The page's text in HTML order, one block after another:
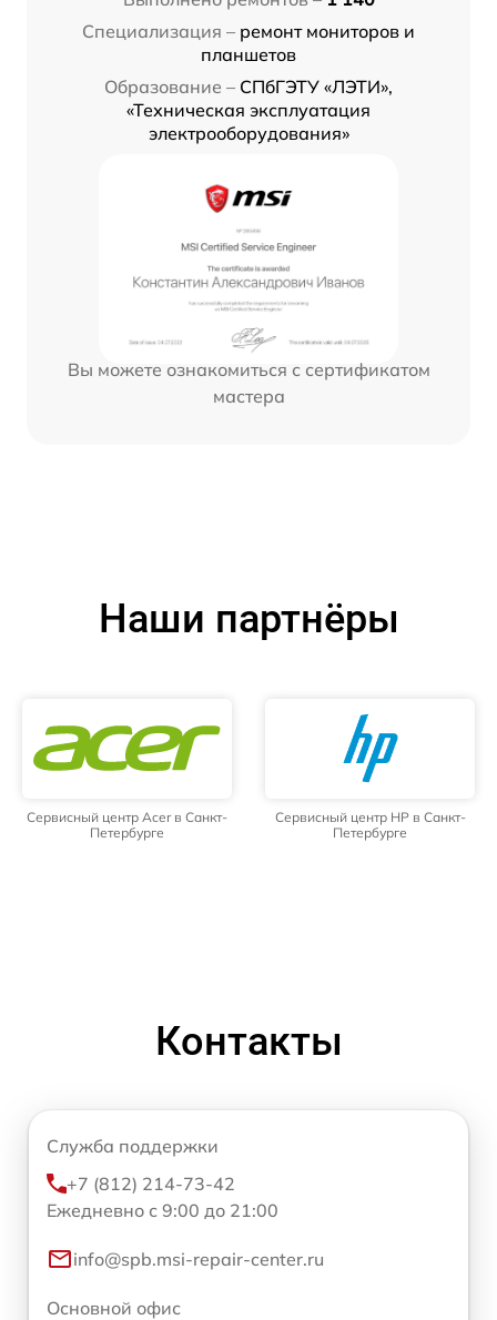
Специализация – ремонт мониторов и
планшетов
Образование – СПбГЭТУ «ЛЭТИ»,
«Техническая эксплуатация
электрооборудования»
Вы можете ознакомиться с сертификатом
мастера
Наши партнёры
Сервисный центр Acer в Санкт-
Петербурге
Сервисный центр HP в Санкт-
Петербурге
Контакты
Служба поддержки
+7 (812) 214-73-42
Ежедневно с 9:00 до 21:00
info@spb.msi-repair-center.ru
Основной офис